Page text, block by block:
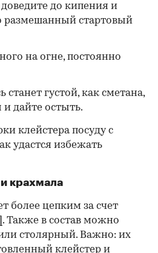
до кипения и
размешанный стартовый
на огне, постоянно
станет густой, как сметана,
и дайте остыть.
клейстера посуду с
удастся избежать
крахмала
более цепким за счет
. Также в состав можно
столярный. Важно: их
клейстер и